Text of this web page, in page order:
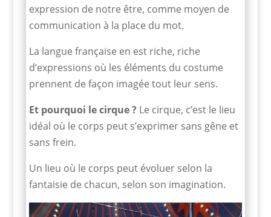
expression de notre être, comme moyen de
communication à la place du mot.
La langue française en est riche, riche
d’expressions où les éléments du costume
prennent de façon imagée tout leur sens.
Et pourquoi le cirque ?Le cirque, c’est le lieu
idéal où le corps peut s’exprimer sans gêne et
sans frein.
Un lieu où le corps peut évoluer selon la
fantaisie de chacun, selon son imagination.